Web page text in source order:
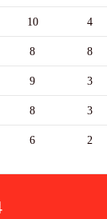
10 4
8 8
9 3
8 3
6 2